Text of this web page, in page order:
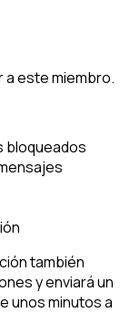
a este miembro.
bloqueados
también
y enviará un
unos minutos a